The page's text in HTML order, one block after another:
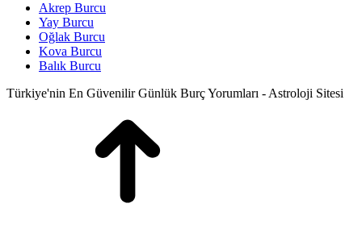
Akrep Burcu
Yay Burcu
Oğlak Burcu
Kova Burcu
Balık Burcu
Türkiye'nin En Güvenilir Günlük Burç Yorumları - Astroloji Sitesi